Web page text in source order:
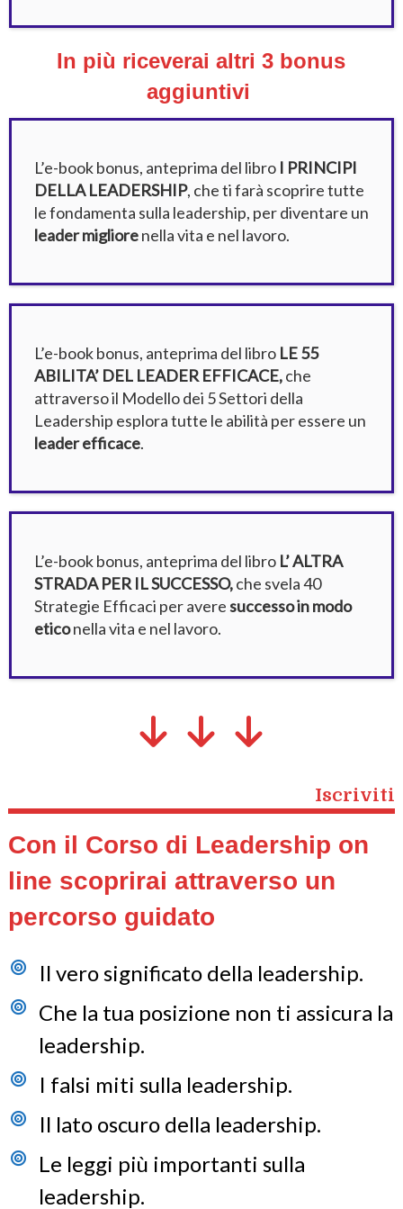
In più riceverai altri 3 bonus
aggiuntivi
L’e-book bonus, anteprima del libro I PRINCIPI
DELLA LEADERSHIP, che ti farà scoprire tutte
le fondamenta sulla leadership, per diventare un
leader migliorenella vita e nel lavoro.
L’e-book bonus, anteprima del libro LE 55
ABILITA’ DEL LEADER EFFICACE,che
attraverso il Modello dei 5 Settori della
Leadership esplora tutte le abilità per essere un
leader efficace.
L’e-book bonus, anteprima del libro L’ ALTRA
STRADA PER IL SUCCESSO,che svela 40
Strategie Efficaci per averesuccesso in modo
eticonella vita e nel lavoro.
Iscriviti
Con il Corso di Leadership on
line scoprirai attraverso un
percorso guidato
Il vero significato della leadership.
Che la tua posizione non ti assicura la
leadership.
I falsi miti sulla leadership.
Il lato oscuro della leadership.
Le leggi più importanti sulla
leadership.